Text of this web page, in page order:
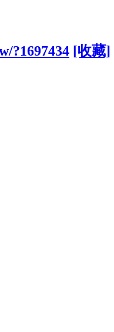
?1697434 [收藏]